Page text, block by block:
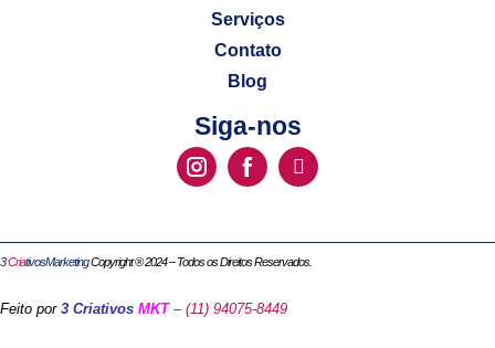
Serviços
Contato
Blog
Siga-nos
3CriativosMarketingCopyright ® 2024 – Todos os Direitos Reservados.
Feito por 3 Criativos MKT– (11) 94075-8449